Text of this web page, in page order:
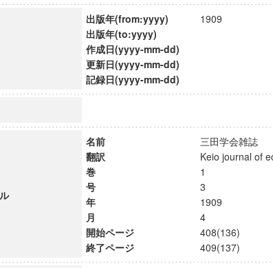
性の先端的教育研究拠点
出版年(from:yyyy)
1909
出版年(to:yyyy)
作成日(yyyy-mm-dd)
更新日(yyyy-mm-dd)
記録日(yyyy-mm-dd)
名前
三田学会雑誌
翻訳
Keio journal of
巻
1
号
3
年
1909
月
4
開始ページ
408(136)
終了ページ
409(137)